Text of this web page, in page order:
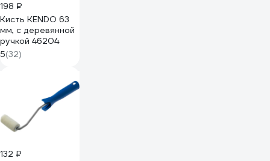
198 ₽
Кисть KENDO 63
мм, с деревянной
ручкой 46204
5(32)
132 ₽